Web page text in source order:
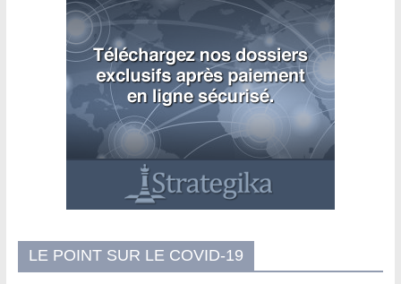
LE POINT SUR LE COVID-19